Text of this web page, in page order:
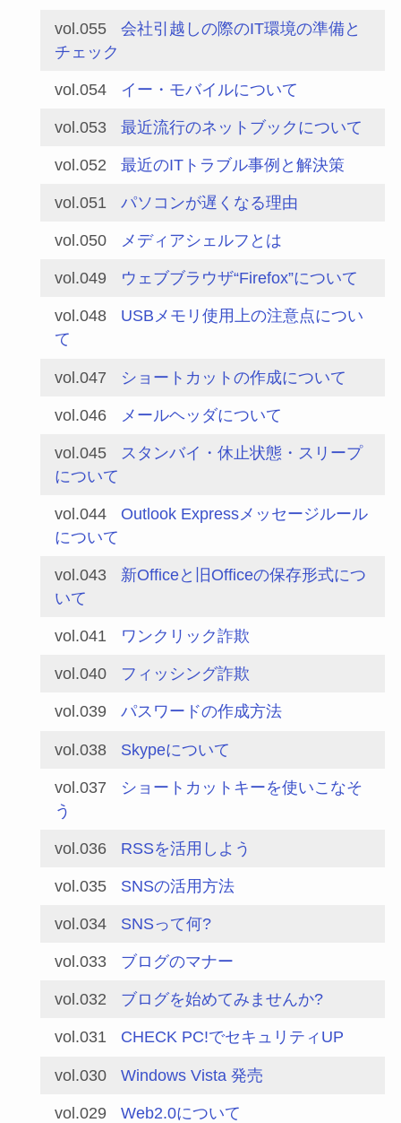
vol.055
会社引越しの際のIT環境の準備と
チェック
vol.054 イー・モバイルについて
vol.053 最近流行のネットブックについて
vol.052 最近のITトラブル事例と解決策
vol.051 パソコンが遅くなる理由
vol.050 メディアシェルフとは
vol.049 ウェブブラウザ“Firefox”について
vol.048
USBメモリ使用上の注意点につい
て
vol.047 ショートカットの作成について
vol.046 メールヘッダについて
vol.045
スタンバイ・休止状態・スリープ
について
vol.044
Outlook Expressメッセージルール
について
vol.043
新Officeと旧Officeの保存形式につ
いて
vol.041 ワンクリック詐欺
vol.040 フィッシング詐欺
vol.039 パスワードの作成方法
vol.038 Skypeについて
vol.037
ショートカットキーを使いこなそ
う
vol.036 RSSを活用しよう
vol.035 SNSの活用方法
vol.034 SNSって何?
vol.033 ブログのマナー
vol.032 ブログを始めてみませんか?
vol.031 CHECK PC!でセキュリティUP
vol.030 Windows Vista 発売
vol.029 Web2.0について